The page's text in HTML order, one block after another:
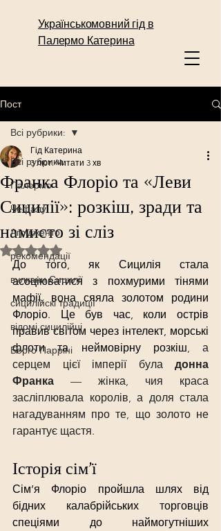
Українськомовний гід в
Палермо Катерина
Пост
Всі рубрики:
Палермо
Чефалу
Агрідженто
рекомендації
вулкани Сицилії
сицилійскі традиції
відомі сицилійці
Борго Парріні
Всі рубрики:
Франка Флоріо та «Леви
Сицилії»: розкіш, зради та
намисто зі сліз
Гід Катерина
3 лют. Читати 3 хв
Оцінка: NaN з 5 зірок.
До того, як Сицилія стала
асоціюватися з похмурими тінями
мафії, вона сяяла золотом родини
Флоріо. Це був час, коли острів
правив світом через інтелект, морські
флоти та неймовірну розкіш, а
серцем цієї імперії була донна
Франка — жінка, чия краса
засліплювала королів, а доля стала
нагадуванням про те, що золото не
гарантує щастя.
Історія сім’ї
Сім’я Флоріо пройшла шлях від
бідних калабрійських торговців
спеціями до наймогутніших